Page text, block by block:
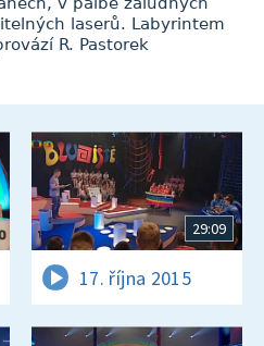
laserů. Labyrintem
R. Pastorek
29:09
17. října 2015